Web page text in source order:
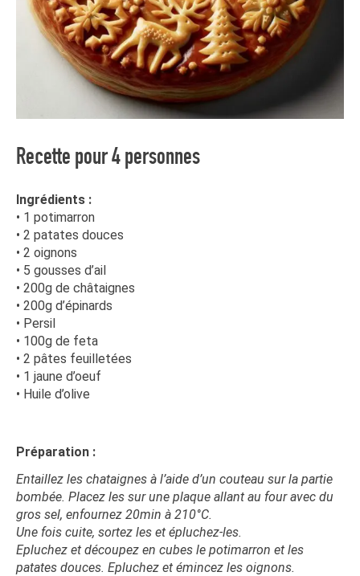
Recette pour 4 personnes
Ingrédients :
• 1 potimarron
• 2 patates douces
• 2 oignons
• 5 gousses d’ail
• 200g de châtaignes
• 200g d’épinards
• Persil
• 100g de feta
• 2 pâtes feuilletées
• 1 jaune d’oeuf
• Huile d’olive
Préparation :
Entaillez les chataignes à l’aide d’un couteau sur la partie
bombée. Placez les sur une plaque allant au four avec du
gros sel, enfournez 20min à 210°C.
Une fois cuite, sortez les et épluchez-les.
Epluchez et découpez en cubes le potimarron et les
patates douces. Epluchez et émincez les oignons.